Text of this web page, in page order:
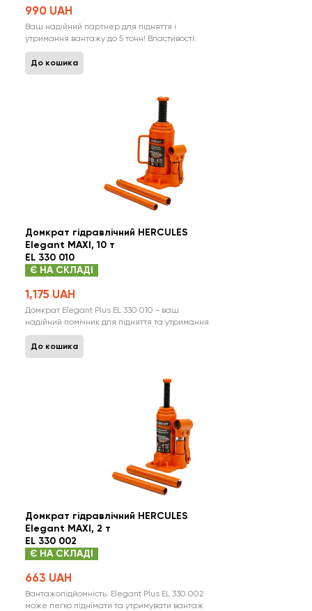
990 UAH
Ваш надійний партнер для підняття і
утримання вантажу до 5 тонн! Властивості:
Універсальний і надійний гідравлічний
домкрат від польського бренду Elegant.
Піднімайте, утримуйте і фіксуйте вантаж для
легкістю. Ручка в комплекті, яка зменшує зу..
До кошика
Домкрат гідравлічний HERCULES
Elegant MAXI, 10 т
EL 330 010
Є НА СКЛАДІ
1,175 UAH
Домкрат Elegant Plus EL 330 010 - ваш
надійний помічник для підняття та утримання
важких вантажів з комфортом і безпекою.
Вироблений польським брендом Elegant, цей
гідравлічний домкрат поєднує в собі зручність,
надійність. Головні характеристики: Вантаж..
До кошика
Домкрат гідравлічний HERCULES
Elegant MAXI, 2 т
EL 330 002
Є НА СКЛАДІ
663 UAH
Вантажопідйомність: Elegant Plus EL 330 002
може легко піднімати та утримувати вантаж